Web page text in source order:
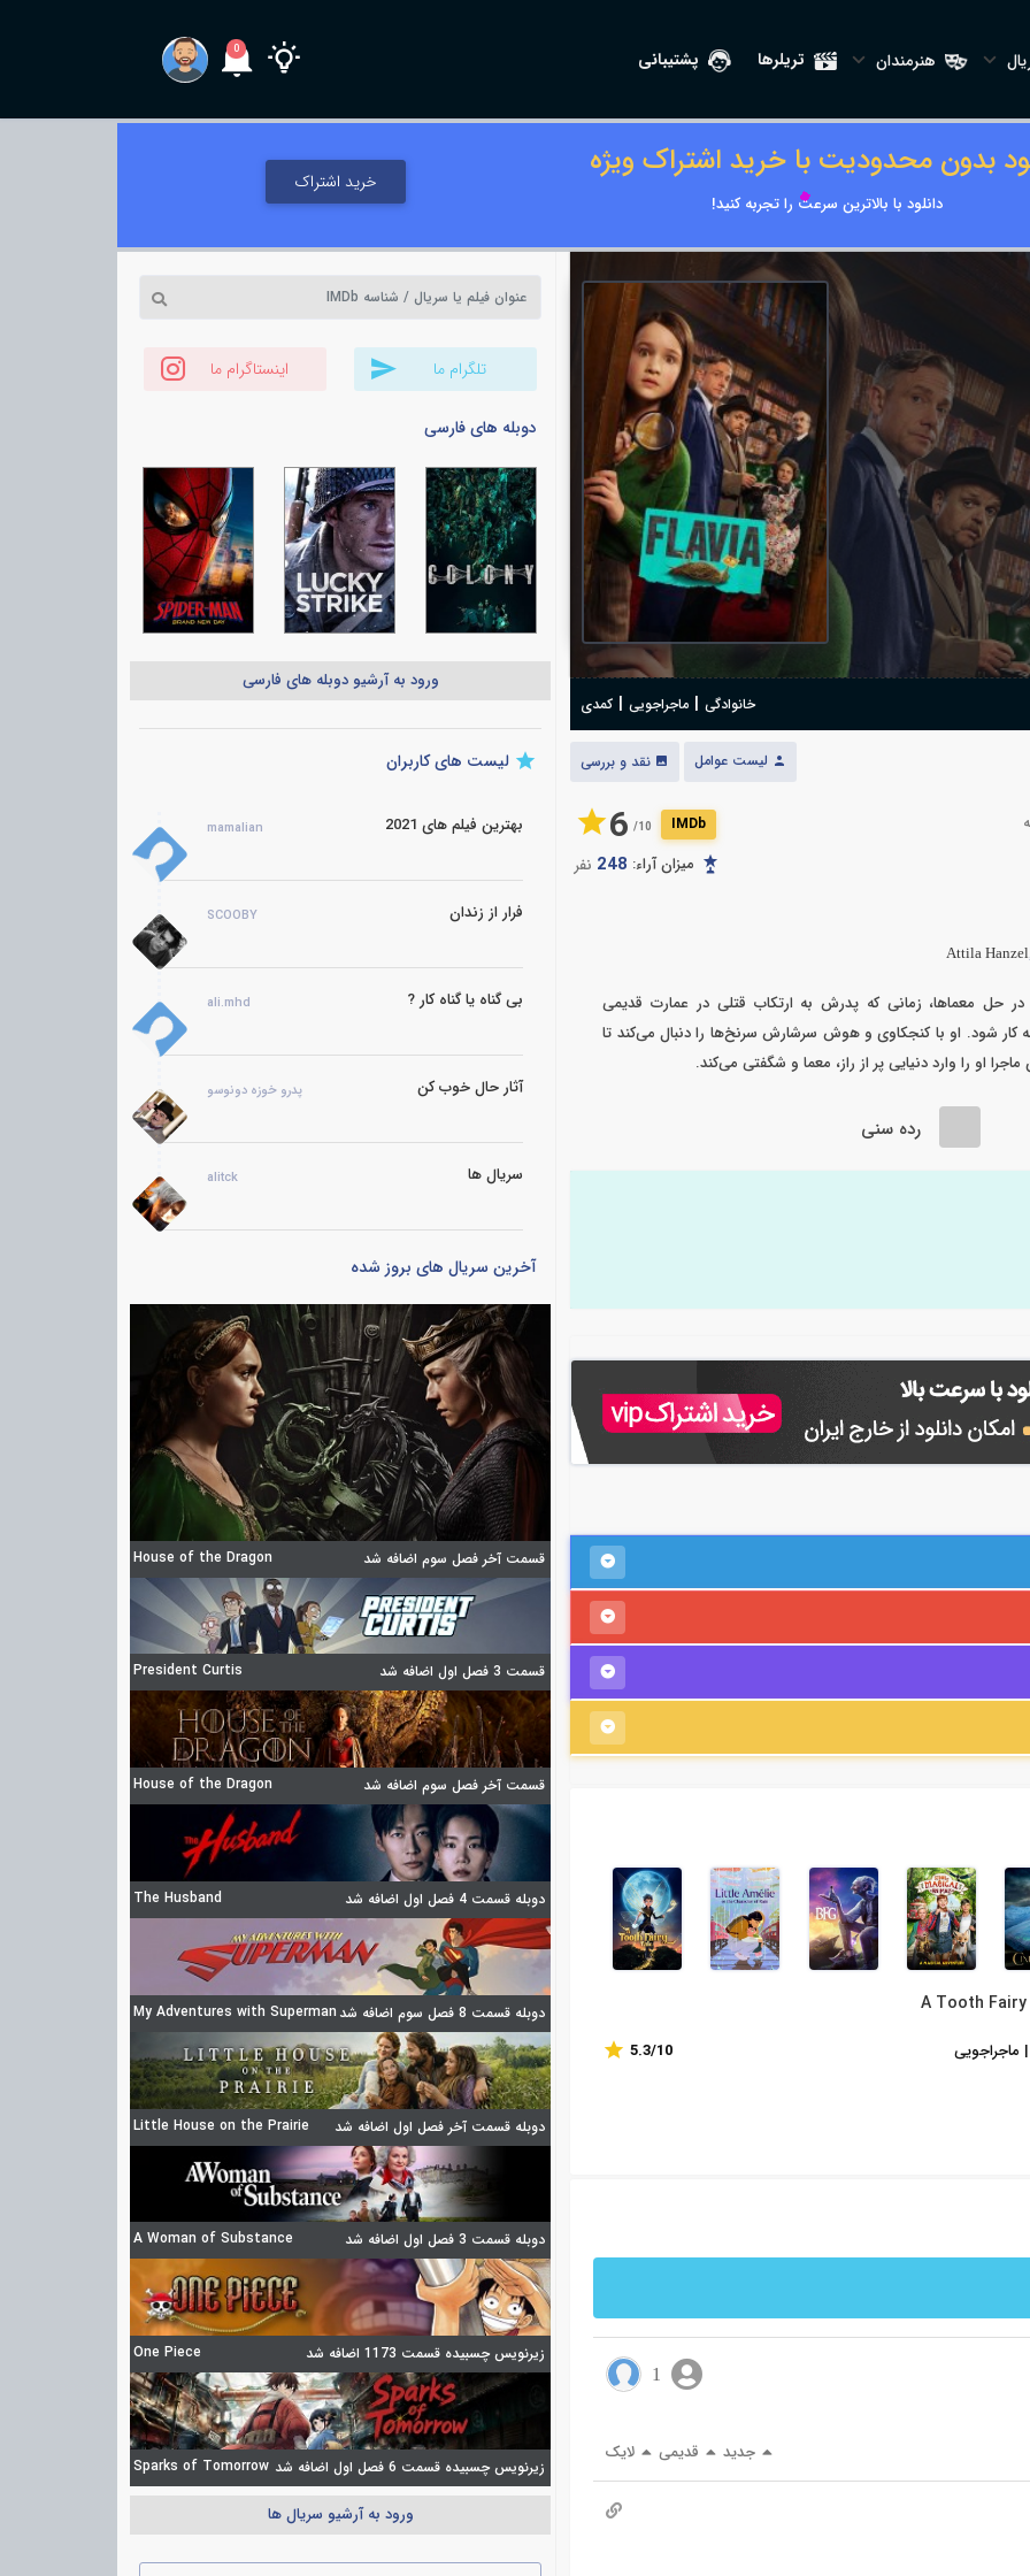
هنرمندان تریلرها پشتیبانی 0
بدون محدودیت با خرید اشتراک ویژه
دانلود با بالاترین سرعت را تجربه کنید!
خرید اشتراک
خانوادگی| ماجراجویی| کمدی
لیست عوامل نقد و بررسی
6 10/ IMDb
میزان آراء: 248 نفر
Attila Hanzel
ساله و بااستعداد در حل معماها، زمانی که پدرش به ارتکاب قتلی در عمارت قدیمی
شود. او با کنجکاوی و هوش سرشارش سرنخ‌ها را دنبال می‌کند تا
او را وارد دنیایی پر از راز، معما و شگفتی می‌کند.
رده سنی
ماجراجویی 5.3/10
1
جدید قدیمی لایک
تلگرام ما اینستاگرام ما
دوبله های فارسی
ورود به آرشیو دوبله های فارسی
لیست های کاربران
بهترین فیلم های 2021 mamalian
فرار از زندان SCOOBY
بی گناه یا گناه کار ? ali.mhd
آثار حال خوب کن پدرو خوزه دونوسو
سریال ها alitck
آخرین سریال های بروز شده
قسمت آخر فصل سوم اضافه شد House of the Dragon
قسمت 3 فصل اول اضافه شد President Curtis
قسمت آخر فصل سوم اضافه شد House of the Dragon
دوبله قسمت 4 فصل اول اضافه شد The Husband
دوبله قسمت 8 فصل سوم اضافه شد My Adventures with Superman
دوبله قسمت آخر فصل اول اضافه شد Little House on the Prairie
دوبله قسمت 3 فصل اول اضافه شد A Woman of Substance
زیرنویس چسبیده قسمت 1173 اضافه شد One Piece
زیرنویس چسبیده قسمت 6 فصل اول اضافه شد Sparks of Tomorrow
ورود به آرشیو سریال ها